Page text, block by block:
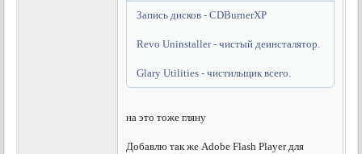
Запись дисков - CDBurnerXP
Revo Uninstaller - чистый деинсталятор.
Glary Utilities - чистильщик всего.
на это тоже гляну
Добавлю так же Adobe Flash Player для